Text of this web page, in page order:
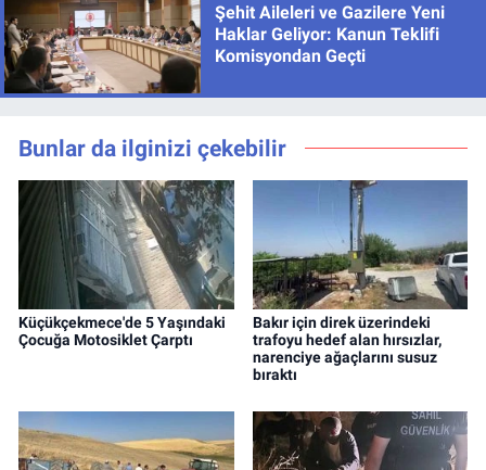
Şehit Aileleri ve Gazilere Yeni
Haklar Geliyor: Kanun Teklifi
Komisyondan Geçti
Bunlar da ilginizi çekebilir
Küçükçekmece'de 5 Yaşındaki
Çocuğa Motosiklet Çarptı
Bakır için direk üzerindeki
trafoyu hedef alan hırsızlar,
narenciye ağaçlarını susuz
bıraktı